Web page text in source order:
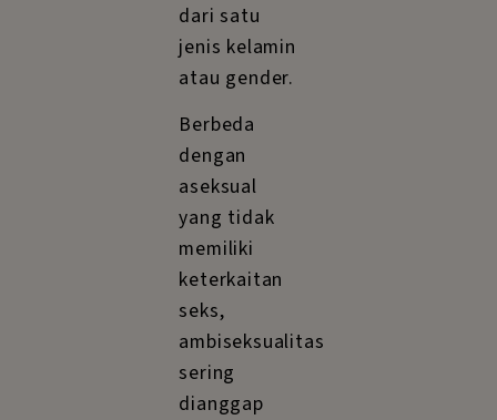
dari satu
jenis kelamin
atau gender.
Berbeda
dengan
aseksual
yang tidak
memiliki
keterkaitan
seks,
ambiseksualitas
sering
dianggap